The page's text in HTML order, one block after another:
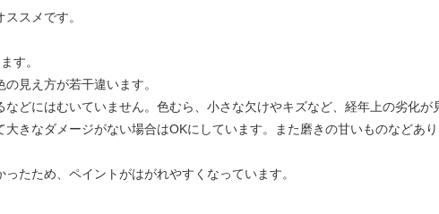
スメです。
す。
見え方が若干違います。
どにはむいていません。色むら、小さな欠けやキズなど、経年上の劣化が
きなダメージがない場合はOKにしています。また磨きの甘いものなどあ
たため、ペイントがはがれやすくなっています。